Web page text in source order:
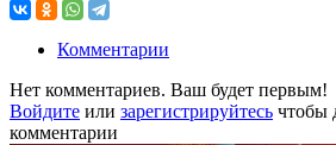
Комментарии
Нет комментариев. Ваш будет первым!
Войдите или зарегистрируйтесь чтобы
комментарии